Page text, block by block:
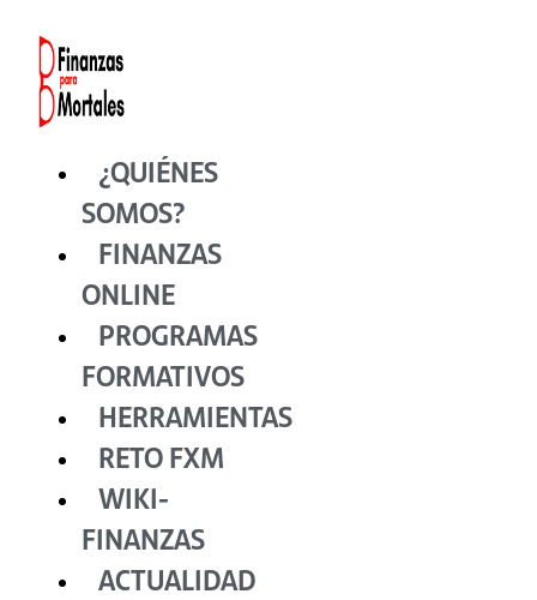
contenido
¿QUIÉNES
SOMOS?
FINANZAS
ONLINE
PROGRAMAS
FORMATIVOS
HERRAMIENTAS
RETO FXM
WIKI-
FINANZAS
ACTUALIDAD